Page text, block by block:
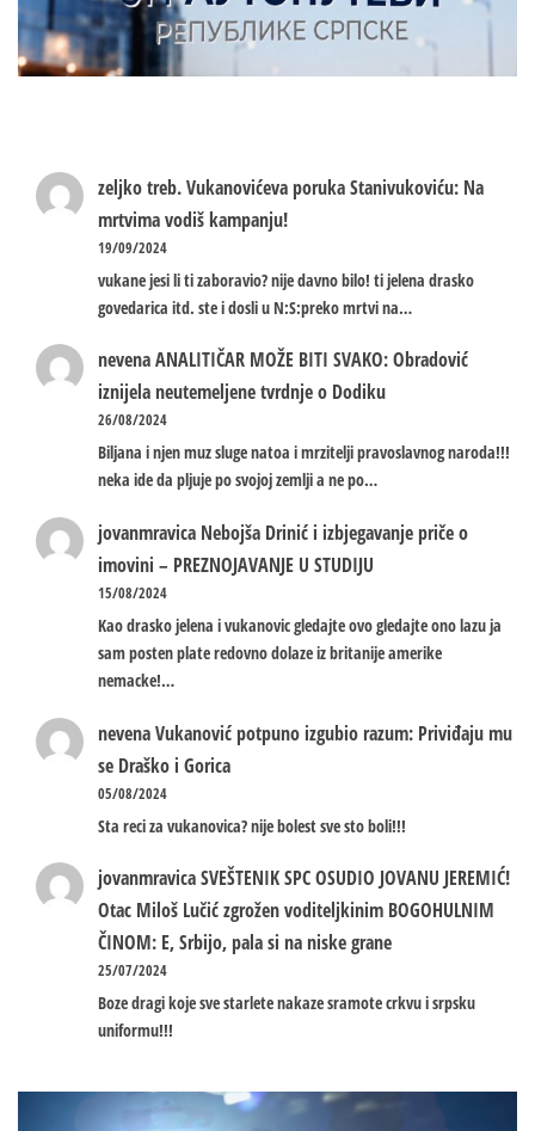
zeljko treb.Vukanovićeva poruka Stanivukoviću: Na
mrtvima vodiš kampanju!
19/09/2024
vukane jesi li ti zaboravio? nije davno bilo! ti jelena drasko
govedarica itd. ste i dosli u N:S:preko mrtvi na…
nevenaANALITIČAR MOŽE BITI SVAKO: Obradović
iznijela neutemeljene tvrdnje o Dodiku
26/08/2024
Biljana i njen muz sluge natoa i mrzitelji pravoslavnog naroda!!!
neka ide da pljuje po svojoj zemlji a ne po…
jovanmravica Nebojša Drinić i izbjegavanje priče o
imovini – PREZNOJAVANJE U STUDIJU
15/08/2024
Kao drasko jelena i vukanovic gledajte ovo gledajte ono lazu ja
sam posten plate redovno dolaze iz britanije amerike
nemacke!…
nevenaVukanović potpuno izgubio razum: Priviđaju mu
se Draško i Gorica
05/08/2024
Sta reci za vukanovica? nije bolest sve sto boli!!!
jovanmravicaSVEŠTENIK SPC OSUDIO JOVANU JEREMIĆ!
Otac Miloš Lučić zgrožen voditeljkinim BOGOHULNIM
ČINOM: E, Srbijo, pala si na niske grane
25/07/2024
Boze dragi koje sve starlete nakaze sramote crkvu i srpsku
uniformu!!!